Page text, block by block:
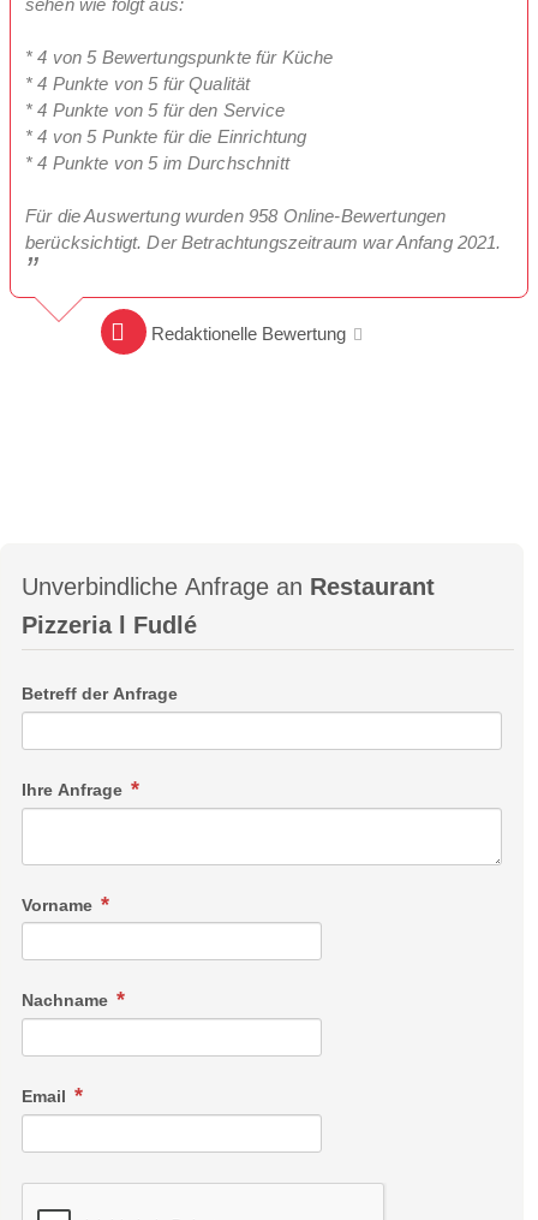
* 4 von 5 Bewertungspunkte für Küche
* 4 Punkte von 5 für Qualität
* 4 Punkte von 5 für den Service
* 4 von 5 Punkte für die Einrichtung
* 4 Punkte von 5 im Durchschnitt
Für die Auswertung wurden 958 Online-Bewertungen
berücksichtigt. Der Betrachtungszeitraum war Anfang 2021.
Redaktionelle Bewertung
Unverbindliche Anfrage an Restaurant
Pizzeria l Fudlé
Betreff der Anfrage
Ihre Anfrage
Vorname
Nachname
Email